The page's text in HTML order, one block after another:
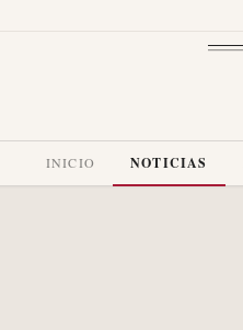
INICIO NOTICIAS